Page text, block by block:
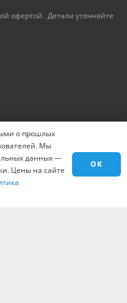
офертой. Детали уточняйте
о прошлых
Мы
данных —
Цены на сайте
OK